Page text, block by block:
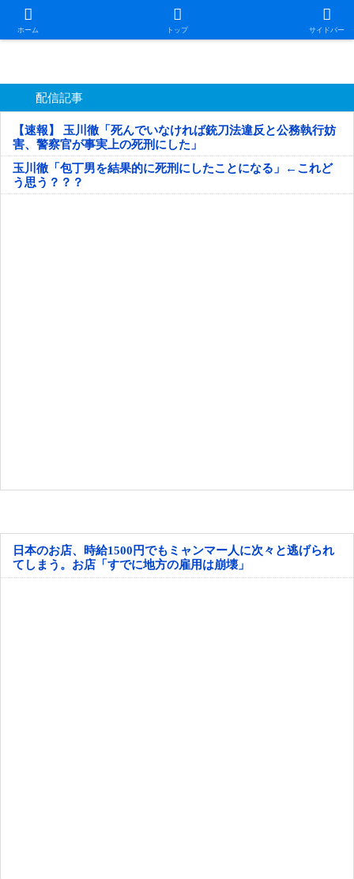
ホーム トップ サイドバー
日本第一！ニュース録
配信記事
【速報】 玉川徹「死んでいなければ銃刀法違反と公務執行妨
害、警察官が事実上の死刑にした」
玉川徹「包丁男を結果的に死刑にしたことになる」←これど
う思う？？？
日本のお店、時給1500円でもミャンマー人に次々と逃げられ
てしまう。お店「すでに地方の雇用は崩壊」